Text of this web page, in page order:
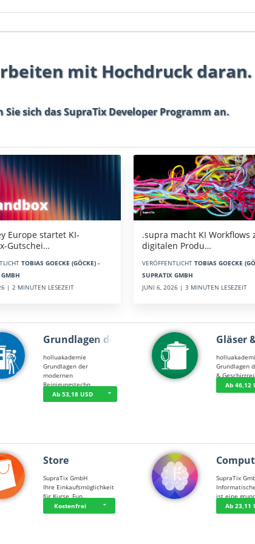
mit Hochdruck daran.
Sie sich dasSupraTix Developer Programman.
Europe startet KI-
Gutschei…
TOBIAS GOECKE (GÖCKE) -
| 2 MINUTEN LESEZEIT
.supra macht KI Workflows
digitalen Produ…
VERÖFFENTLICHT TOBIAS GOECKE
SUPRATIX GMBH
JUNI 6, 2026 | 3 MINUTEN LESEZEIT
Grundlagen der …
holluakademie
Grundlagen der
modernen
Reinigungstechn…
Ab 53,18 USD
Gläser
Grundlagen
&
Ab 46,12
Store
SupraTix GmbH
Ihre Einkaufsmöglichkeit
für Kurse, Fun…
Kostenfrei
SupraTix
ist eine
Ab 23,11